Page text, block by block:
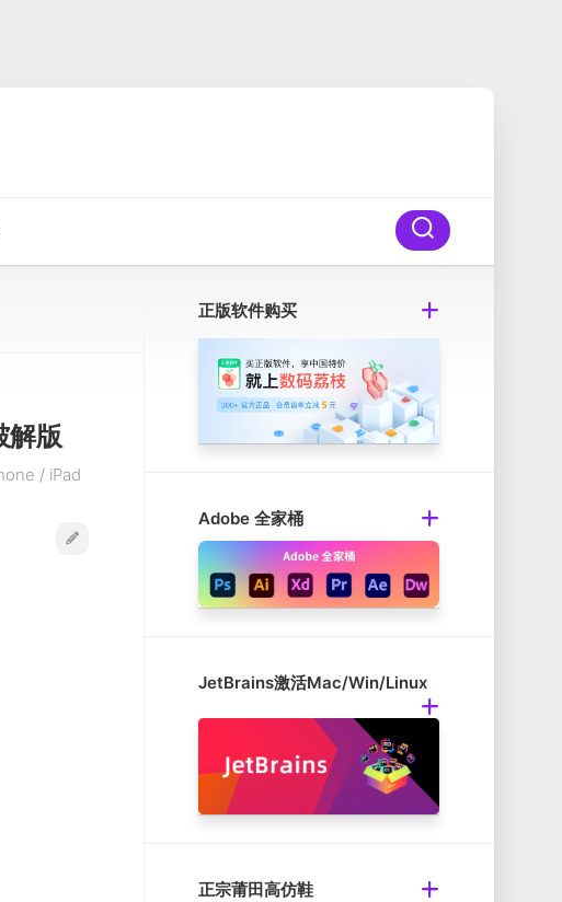
解版
/ iPad
正版软件购买
Adobe 全家桶
JetBrains激活Mac/Win/Linux
正宗莆田高仿鞋